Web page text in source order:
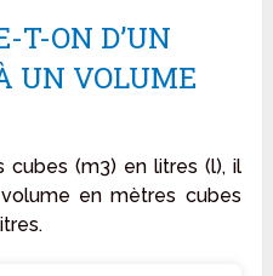
T-ON D’UN
UN VOLUME
cubes (m3) en litres (l), il
en mètres cubes